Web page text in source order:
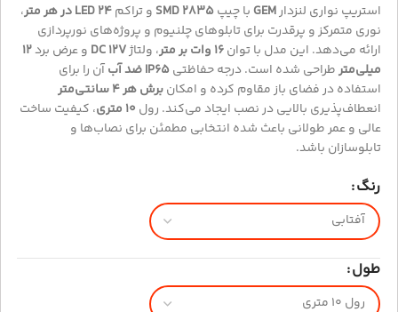
استریپ نواری لنزدارGEMبا چیپSMD 2835 و تراکم24 LED در هر متر
،
نوری متمرکز و پرقدرت برای تابلوهای چلنیوم و پروژه‌های نورپردازی
ارائه می‌دهد. این مدل با توان16 وات بر متر ، ولتاژDC 12V و عرض برد12
میلی‌مترطراحی شده است. درجه حفاظتیIP65 ضد آب
آن را برای
استفاده در فضای باز مقاوم کرده و امکانبرش هر 4 سانتی‌متر
انعطاف‌پذیری بالایی در نصب ایجاد می‌کند. رول 10 متری
، کیفیت ساخت
عالی و عمر طولانی باعث شده انتخابی مطمئن برای نصاب‌ها و
تابلوسازان باشد.
رنگ
طول